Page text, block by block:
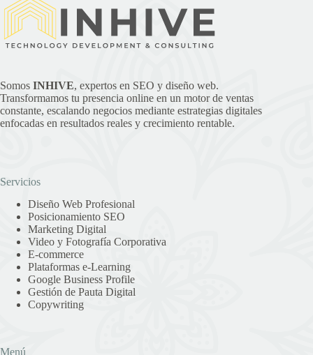
Somos INHIVE, expertos en SEO y diseño web.
Transformamos tu presencia online en un motor de ventas
constante, escalando negocios mediante estrategias digitales
enfocadas en resultados reales y crecimiento rentable.
Servicios
Diseño Web Profesional
Posicionamiento SEO
Marketing Digital
Video y Fotografía Corporativa
E-commerce
Plataformas e-Learning
Google Business Profile
Gestión de Pauta Digital
Copywriting
Menú